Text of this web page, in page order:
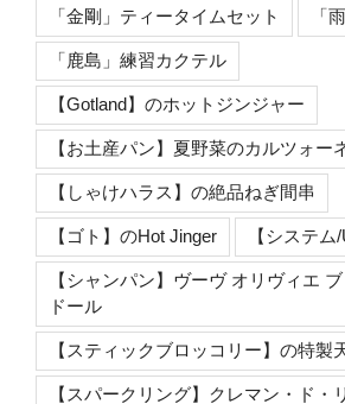
「金剛」ティータイムセット 「
「鹿島」練習カクテル
【Gotland】のホットジンジャー
【お土産パン】夏野菜のカルツォー
【しゃけハラス】の絶品ねぎ間串
【ゴト】のHot Jinger 【システ
【シャンパン】ヴーヴ オリヴィエ
ドール
【スティックブロッコリー】の特製
【スパークリング】クレマン・ド・